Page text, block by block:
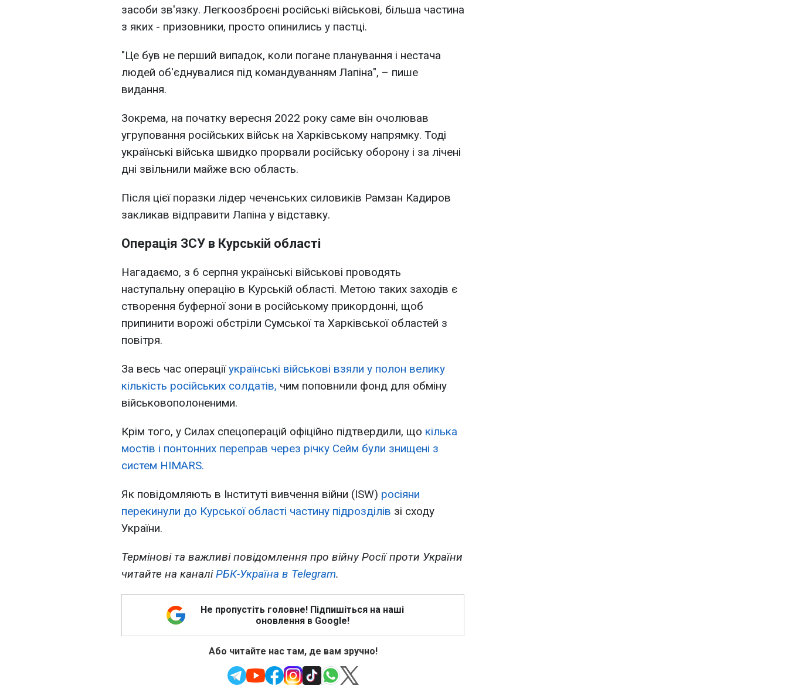
засоби зв'язку. Легкоозброєні російські військові, більша частина
з яких - призовники, просто опинились у пастці.
"Це був не перший випадок, коли погане планування і нестача
людей об'єднувалися під командуванням Лапіна", – пише
видання.
Зокрема, на початку вересня 2022 року саме він очолював
угруповання російських військ на Харківському напрямку. Тоді
українські війська швидко прорвали російську оборону і за лічені
дні звільнили майже всю область.
Після цієї поразки лідер чеченських силовиків Рамзан Кадиров
закликав відправити Лапіна у відставку.
Операція ЗСУ в Курській області
Нагадаємо, з 6 серпня українські військові проводять
наступальну операцію в Курській області. Метою таких заходів є
створення буферної зони в російському прикордонні, щоб
припинити ворожі обстріли Сумської та Харківської областей з
повітря.
За весь час операціїукраїнські військові взяли у полон велику
кількість російських солдатів, чим поповнили фонд для обміну
військовополоненими.
Крім того, у Силах спецоперацій офіційно підтвердили, що кілька
мостів і понтонних переправ через річку Сейм були знищені з
систем HIMARS.
Як повідомляють в Інституті вивчення війни (ISW) росіяни
перекинули до Курської області частину підрозділів зі сходу
України.
Термінові та важливі повідомлення про війну Росії проти України
читайте на каналіРБК-Україна в Telegram.
Не пропустіть головне! Підпишіться на наші
оновлення в Google!
Або читайте нас там, де вам зручно!